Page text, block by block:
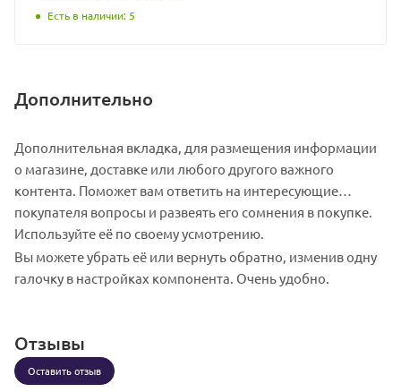
Есть в наличии: 5
Дополнительно
Дополнительная вкладка, для размещения информации
о магазине, доставке или любого другого важного
контента. Поможет вам ответить на интересующие
покупателя вопросы и развеять его сомнения в покупке.
Используйте её по своему усмотрению.
Вы можете убрать её или вернуть обратно, изменив одну
галочку в настройках компонента. Очень удобно.
Отзывы
Оставить отзыв